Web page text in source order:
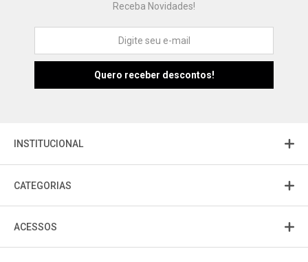
Receba Novidades!
INSTITUCIONAL
CATEGORIAS
ACESSOS
Fu Fujisom